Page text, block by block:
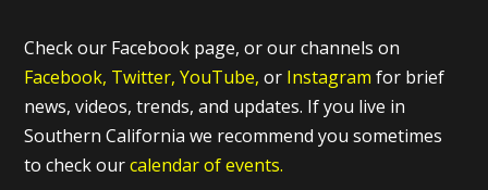
Check our Facebook page, or our channels on
Facebook, Twitter, YouTube, or Instagram for brief
news, videos, trends, and updates. If you live in
Southern California we recommend you sometimes
to check ourcalendar of events.